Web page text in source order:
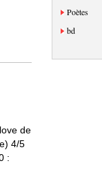
de
4/5
:
Poètes
bd